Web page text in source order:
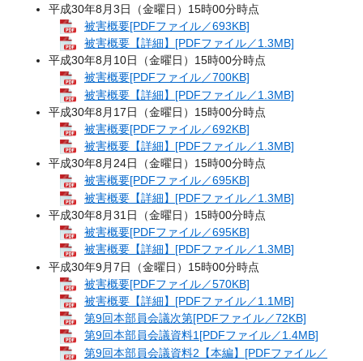
平成30年8月3日（金曜日）15時00分時点
被害概要[PDFファイル／693KB]
被害概要【詳細】[PDFファイル／1.3MB]
平成30年8月10日（金曜日）15時00分時点
被害概要[PDFファイル／700KB]
被害概要【詳細】[PDFファイル／1.3MB]
平成30年8月17日（金曜日）15時00分時点
被害概要[PDFファイル／692KB]
被害概要【詳細】[PDFファイル／1.3MB]
平成30年8月24日（金曜日）15時00分時点
被害概要[PDFファイル／695KB]
被害概要【詳細】[PDFファイル／1.3MB]
平成30年8月31日（金曜日）15時00分時点
被害概要[PDFファイル／695KB]
被害概要【詳細】[PDFファイル／1.3MB]
平成30年9月7日（金曜日）15時00分時点
被害概要[PDFファイル／570KB]
被害概要【詳細】[PDFファイル／1.1MB]
第9回本部員会議次第[PDFファイル／72KB]
第9回本部員会議資料1[PDFファイル／1.4MB]
第9回本部員会議資料2【本編】[PDFファイル／